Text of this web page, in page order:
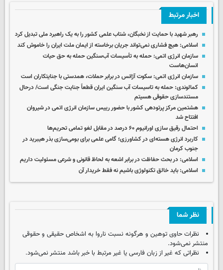
اخبار مرتبط
رهبر شهید با حمایت از نخبگان، شتاب علمی کشور را به یک راهبرد ملی تبدیل کرد
اسلامی: هیچ فشاری نمی‌تواند جریان برخاسته از ایمان ملت ایران را خاموش کند
سازمان انرژی اتمی: حمله به تأسیسات آب‌سنگین حمله به حق حیات
انسان‌هاست
سازمان انرژی اتمی: سکوت آژانس در برابر حملات، همدستی با جنایتکاران است
کمالوندی: حمله به تاسیسات آب سنگین ایران قطعاً جنایت جنگی است/ درحال
مستندسازی حقوقی هسیتم
هشتمین مرکز پرتودهی کشور با حضور رییس سازمان انرژی اتمی در شیروان
افتتاح شد
احتمال رقیق سازی اورانیوم ۶۰ درصد در مقابل لغو تمامی تحریم‌ها
کاربرد انرژی هسته‌ای در کشاورزی؛ گامی علمی برای بومی‌سازی بذر هیبرید در
جنوب کرمان
اسلامی: در بحث حفاظت در برابر اشعه به لحاظ قانونی و شرعی مسئولیت داریم
اسلامی: باید خالق تکنولوژی باشیم نه فقط خریدار آن
نظر شما
نظرات حاوی توهین و هرگونه نسبت ناروا به اشخاص حقیقی و حقوقی
منتشر نمی‌شود.
نظراتی که غیر از زبان فارسی یا غیر مرتبط با خبر باشد منتشر نمی‌شود.